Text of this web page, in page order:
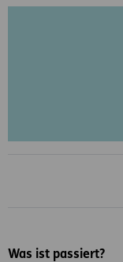
Was ist passiert?